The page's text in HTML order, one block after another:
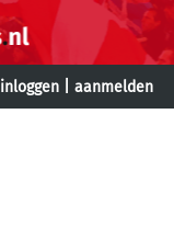
inloggen aanmelden